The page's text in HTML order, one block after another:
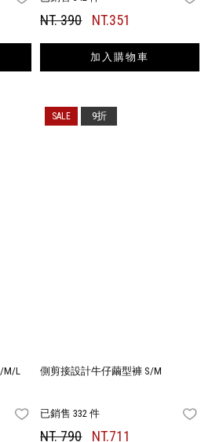
NT. 390 NT.351
加入購物車
M/L
FAVORITES
側剪接設計牛仔繭型褲 S/M
已銷售 332 件
NT. 790 NT.711
9折